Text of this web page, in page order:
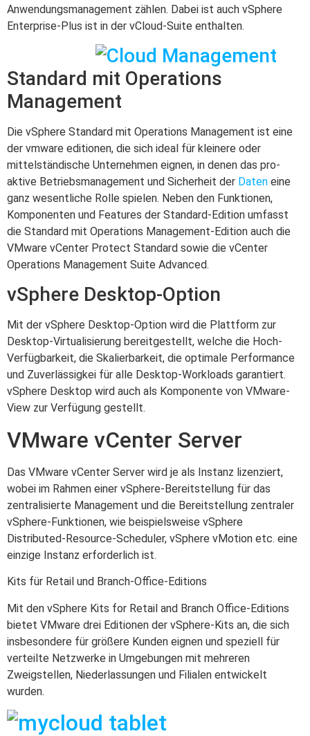
Anwendungsmanagement zählen. Dabei ist auch vSphere
Enterprise-Plus ist in der vCloud-Suite enthalten.
Standard mit Operations
Management
Die vSphere Standard mit Operations Management ist eine
der vmware editionen, die sich ideal für kleinere oder
mittelständische Unternehmen eignen, in denen das pro-
aktive Betriebsmanagement und Sicherheit der Daten eine
ganz wesentliche Rolle spielen. Neben den Funktionen,
Komponenten und Features der Standard-Edition umfasst
die Standard mit Operations Management-Edition auch die
VMware vCenter Protect Standard sowie die vCenter
Operations Management Suite Advanced.
vSphere Desktop-Option
Mit der vSphere Desktop-Option wird die Plattform zur
Desktop-Virtualisierung bereitgestellt, welche die Hoch-
Verfügbarkeit, die Skalierbarkeit, die optimale Performance
und Zuverlässigkei für alle Desktop-Workloads garantiert.
vSphere Desktop wird auch als Komponente von VMware-
View zur Verfügung gestellt.
VMware vCenter Server
Das VMware vCenter Server wird je als Instanz lizenziert,
wobei im Rahmen einer vSphere-Bereitstellung für das
zentralisierte Management und die Bereitstellung zentraler
vSphere-Funktionen, wie beispielsweise vSphere
Distributed-Resource-Scheduler, vSphere vMotion etc. eine
einzige Instanz erforderlich ist.
Kits für Retail und Branch-Office-Editions
Mit den vSphere Kits for Retail and Branch Office-Editions
bietet VMware drei Editionen der vSphere-Kits an, die sich
insbesondere für größere Kunden eignen und speziell für
verteilte Netzwerke in Umgebungen mit mehreren
Zweigstellen, Niederlassungen und Filialen entwickelt
wurden.